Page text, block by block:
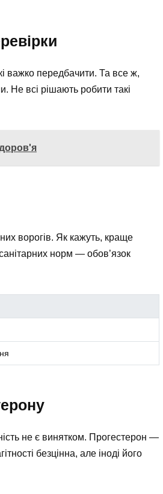
важко передбачити. Та все ж,
Не всі рішають робити такі
ворогів. Як кажуть, краще
норм — обов’язок
не є винятком. Прогестерон —
безцінна, але іноді його